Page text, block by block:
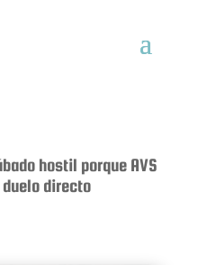
hostil porque AVS
directo